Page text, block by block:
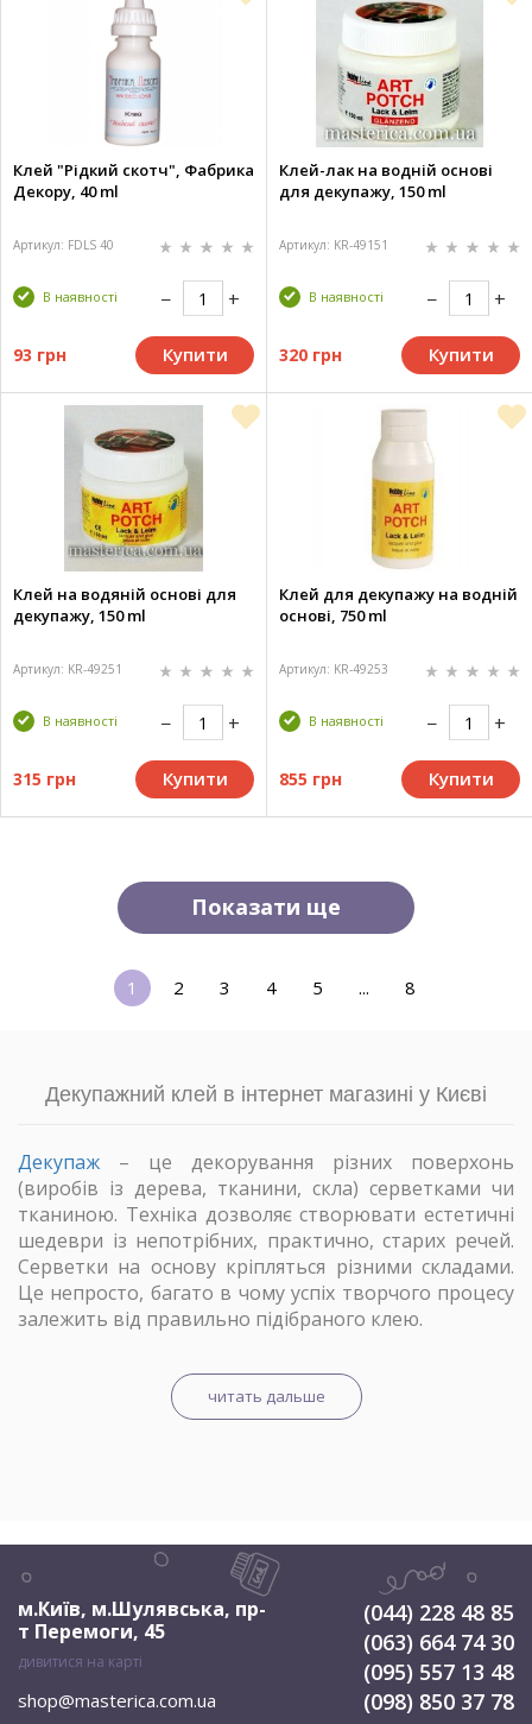
Клей "Рідкий скотч", Фабрика
Декору, 40 ml
Артикул: FDLS 40
В наявності
93 грн Купити
Клей-лак на водній основі
для декупажу, 150 ml
Артикул: KR-49151
В наявності
320 грн Купити
Клей на водяній основі для
декупажу, 150 ml
Артикул: KR-49251
В наявності
315 грн Купити
Клей для декупажу на водній
основі, 750 ml
Артикул: KR-49253
В наявності
855 грн Купити
Показати ще
1 2 3 4 5 ... 8
Декупажний клей в інтернет магазині у Києві
Декупаж – це декорування різних поверхонь
(виробів із дерева, тканини, скла) серветками чи
тканиною. Техніка дозволяє створювати естетичні
шедеври із непотрібних, практично, старих речей.
Серветки на основу кріпляться різними складами.
Це непросто, багато в чому успіх творчого процесу
залежить від правильно підібраного клею.
читать дальше
м.Київ, м.Шулявська, пр-
т Перемоги, 45
дивитися на карті
shop@masterica.com.ua
(044) 228 48 85
(063) 664 74 30
(095) 557 13 48
(098) 850 37 78